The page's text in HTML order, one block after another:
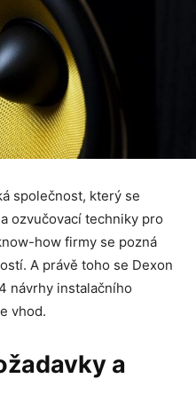
společnost, který se
ozvučovací techniky pro
how firmy se pozná
A právě toho se Dexon
návrhy instalačního
vhod.
a